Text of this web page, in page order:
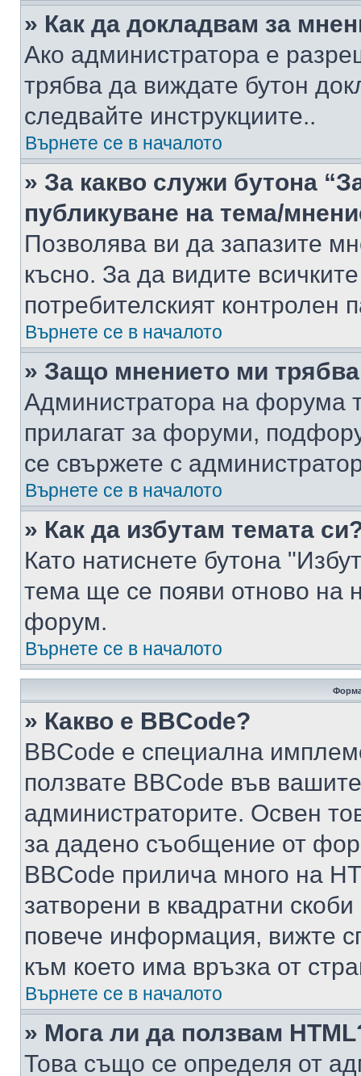
» Как да докладвам за
Ако администратора е
трябва да виждате бутон
следвайте инструкциите..
Върнете се в началото
» За какво служи бутона
публикуване на тема/
Позволява ви да запазите
късно. За да видите
потребителският контролен
Върнете се в началото
» Защо мнението ми
Администратора на форума
прилагат за форуми,
се свържете с
Върнете се в началото
» Как да избутам темата
Като натиснете бутона
тема ще се появи отново на
форум.
Върнете се в началото
» Какво е BBCode?
BBCode е специална
ползвате BBCode във
администраторите. Освен
за дадено съобщение от
BBCode прилича много на
затворени в квадратни
повече информация, вижте
към което има връзка от
Върнете се в началото
» Мога ли да ползвам
Това също се определя от